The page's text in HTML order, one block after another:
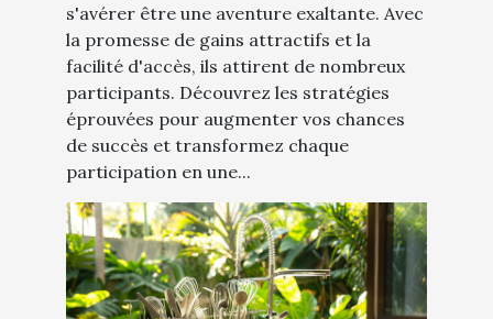
s'avérer être une aventure exaltante. Avec
la promesse de gains attractifs et la
facilité d'accès, ils attirent de nombreux
participants. Découvrez les stratégies
éprouvées pour augmenter vos chances
de succès et transformez chaque
participation en une...